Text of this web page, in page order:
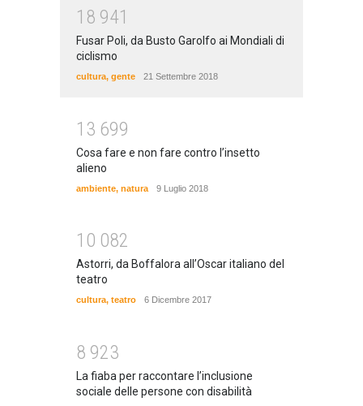
1 8 941
Fusar Poli, da Busto Garolfo ai Mondiali di
ciclismo
cultura, gente 21 Settembre 2018
1 3 699
Cosa fare e non fare contro l’insetto
alieno
ambiente, natura 9 Luglio 2018
1 0 082
Astorri, da Boffalora all’Oscar italiano del
teatro
cultura, teatro 6 Dicembre 2017
8 923
La fiaba per raccontare l’inclusione
sociale delle persone con disabilità